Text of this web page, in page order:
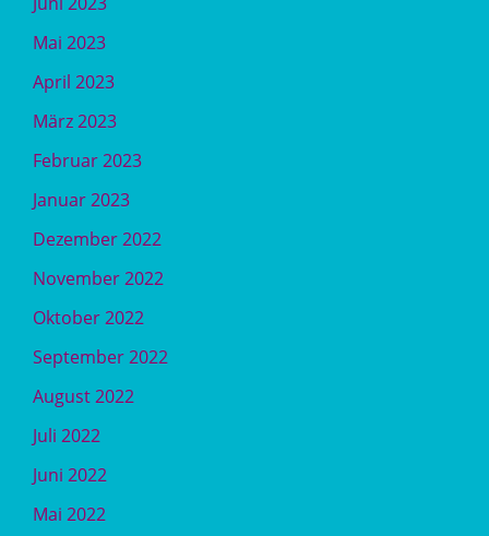
Mai 2023
April 2023
März 2023
Februar 2023
Januar 2023
Dezember 2022
November 2022
Oktober 2022
September 2022
August 2022
Juli 2022
Juni 2022
Mai 2022